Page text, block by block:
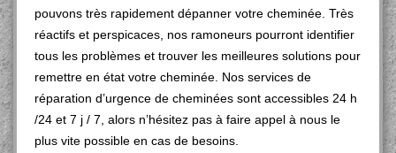
pouvons très rapidement dépanner votre cheminée. Très
réactifs et perspicaces, nos ramoneurs pourront identifier
tous les problèmes et trouver les meilleures solutions pour
remettre en état votre cheminée. Nos services de
réparation d’urgence de cheminées sont accessibles 24 h
/24 et 7 j / 7, alors n’hésitez pas à faire appel à nous le
plus vite possible en cas de besoins.